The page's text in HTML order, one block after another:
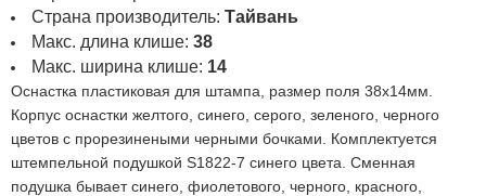
Страна производитель: Тайвань
Макс. длина клише: 38
Макс. ширина клише: 14
Оснастка пластиковая для штампа, размер поля 38х14мм.
Корпус оснастки желтого, синего, серого, зеленого, черного
цветов с прорезинеными черными бочками. Комплектуется
штемпельной подушкой S1822-7 синего цвета. Сменная
подушка бывает синего, фиолетового, черного, красного,